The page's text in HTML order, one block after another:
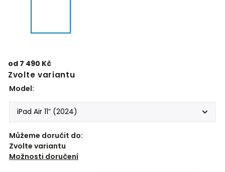
od 7 490 Kč
Zvolte variantu
Model:
Můžeme doručit do:
Zvolte variantu
Možnosti doručení